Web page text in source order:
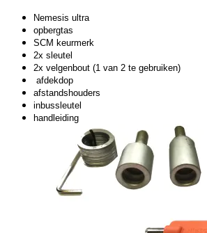
Nemesis ultra
opbergtas
SCM keurmerk
2x sleutel
2x velgenbout (1 van 2 te gebruiken)
afdekdop
afstandshouders
inbussleutel
handleiding